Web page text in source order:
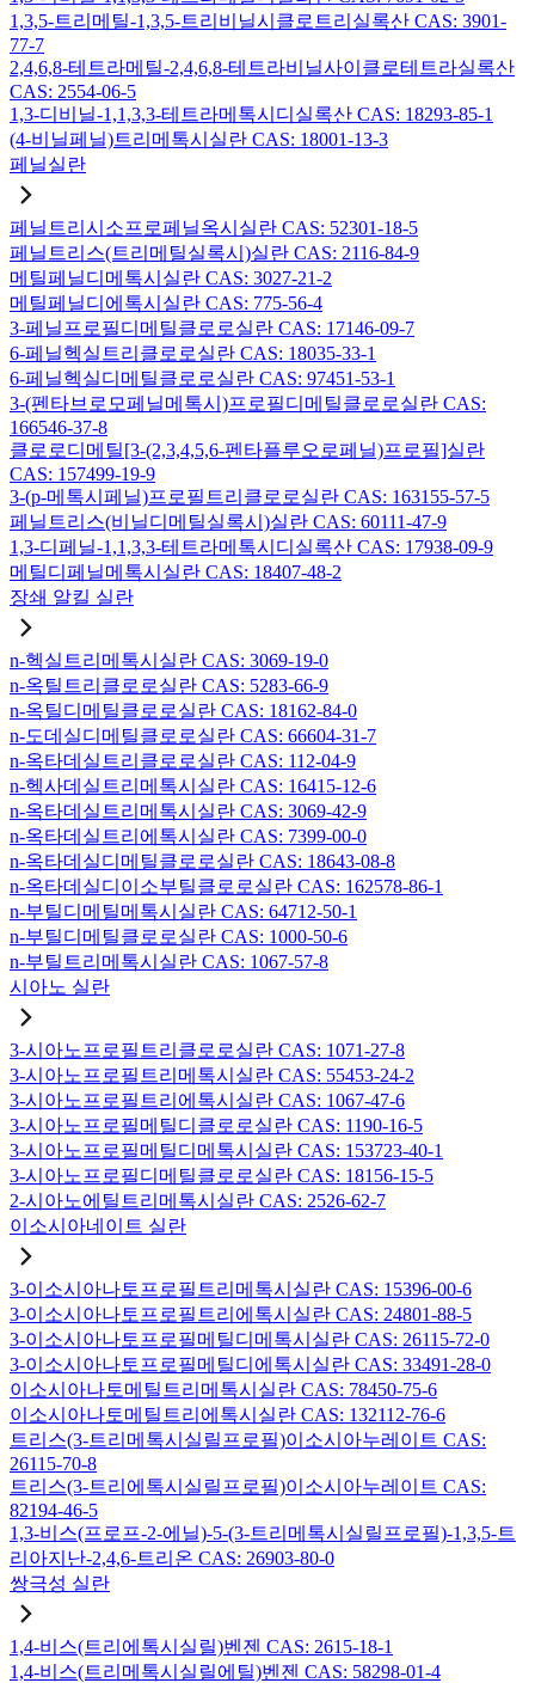
1,3,5-트리메틸-1,3,5-트리비닐시클로트리실록산 CAS: 3901-
77-7
2,4,6,8-테트라메틸-2,4,6,8-테트라비닐사이클로테트라실록산
CAS: 2554-06-5
1,3-디비닐-1,1,3,3-테트라메톡시디실록산 CAS: 18293-85-1
(4-비닐페닐)트리메톡시실란 CAS: 18001-13-3
페닐실란
페닐트리시소프로페닐옥시실란 CAS: 52301-18-5
페닐트리스(트리메틸실록시)실란 CAS: 2116-84-9
메틸페닐디메톡시실란 CAS: 3027-21-2
메틸페닐디에톡시실란 CAS: 775-56-4
3-페닐프로필디메틸클로로실란 CAS: 17146-09-7
6-페닐헥실트리클로로실란 CAS: 18035-33-1
6-페닐헥실디메틸클로로실란 CAS: 97451-53-1
3-(펜타브로모페닐메톡시)프로필디메틸클로로실란 CAS:
166546-37-8
클로로디메틸[3-(2,3,4,5,6-펜타플루오로페닐)프로필]실란
CAS: 157499-19-9
3-(p-메톡시페닐)프로필트리클로로실란 CAS: 163155-57-5
페닐트리스(비닐디메틸실록시)실란 CAS: 60111-47-9
1,3-디페닐-1,1,3,3-테트라메톡시디실록산 CAS: 17938-09-9
메틸디페닐메톡시실란 CAS: 18407-48-2
장쇄 알킬 실란
n-헥실트리메톡시실란 CAS: 3069-19-0
n-옥틸트리클로로실란 CAS: 5283-66-9
n-옥틸디메틸클로로실란 CAS: 18162-84-0
n-도데실디메틸클로로실란 CAS: 66604-31-7
n-옥타데실트리클로로실란 CAS: 112-04-9
n-헥사데실트리메톡시실란 CAS: 16415-12-6
n-옥타데실트리메톡시실란 CAS: 3069-42-9
n-옥타데실트리에톡시실란 CAS: 7399-00-0
n-옥타데실디메틸클로로실란 CAS: 18643-08-8
n-옥타데실디이소부틸클로로실란 CAS: 162578-86-1
n-부틸디메틸메톡시실란 CAS: 64712-50-1
n-부틸디메틸클로로실란 CAS: 1000-50-6
n-부틸트리메톡시실란 CAS: 1067-57-8
시아노 실란
3-시아노프로필트리클로로실란 CAS: 1071-27-8
3-시아노프로필트리메톡시실란 CAS: 55453-24-2
3-시아노프로필트리에톡시실란 CAS: 1067-47-6
3-시아노프로필메틸디클로로실란 CAS: 1190-16-5
3-시아노프로필메틸디메톡시실란 CAS: 153723-40-1
3-시아노프로필디메틸클로로실란 CAS: 18156-15-5
2-시아노에틸트리메톡시실란 CAS: 2526-62-7
이소시아네이트 실란
3-이소시아나토프로필트리메톡시실란 CAS: 15396-00-6
3-이소시아나토프로필트리에톡시실란 CAS: 24801-88-5
3-이소시아나토프로필메틸디메톡시실란 CAS: 26115-72-0
3-이소시아나토프로필메틸디에톡시실란 CAS: 33491-28-0
이소시아나토메틸트리메톡시실란 CAS: 78450-75-6
이소시아나토메틸트리에톡시실란 CAS: 132112-76-6
트리스(3-트리메톡시실릴프로필)이소시아누레이트 CAS:
26115-70-8
트리스(3-트리에톡시실릴프로필)이소시아누레이트 CAS:
82194-46-5
1,3-비스(프로프-2-에닐)-5-(3-트리메톡시실릴프로필)-1,3,5-트
리아지난-2,4,6-트리온 CAS: 26903-80-0
쌍극성 실란
1,4-비스(트리에톡시실릴)벤젠 CAS: 2615-18-1
1,4-비스(트리메톡시실릴에틸)벤젠 CAS: 58298-01-4